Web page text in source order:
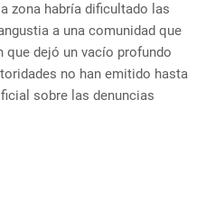
zona habría dificultado las
a una comunidad que
que dejó un vacío profundo
no han emitido hasta
sobre las denuncias